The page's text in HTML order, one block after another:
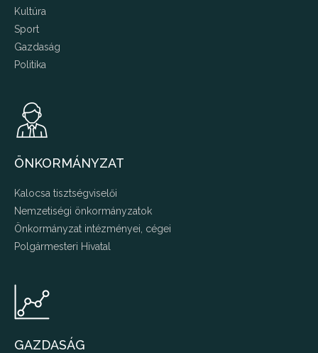
Kultúra
Sport
Gazdaság
Politika
ÖNKORMÁNYZAT
Kalocsa tisztségviselői
Nemzetiségi önkormányzatok
Önkormányzat intézményei, cégei
Polgármesteri Hivatal
GAZDASÁG